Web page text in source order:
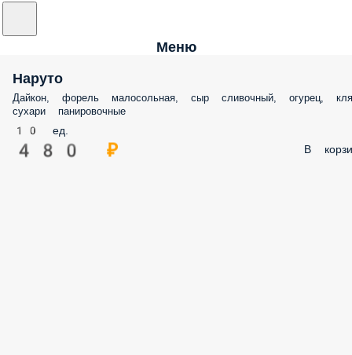
Меню
Наруто
Дайкон, форель малосольная, сыр сливочный, огурец,
сухари панировочные
10 ед.
480 ₽ В